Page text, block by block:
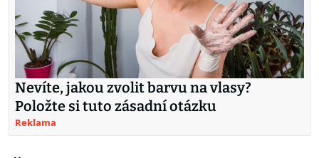
Nevíte, jakou zvolit barvu na vlasy?
Položte si tuto zásadní otázku
Reklama